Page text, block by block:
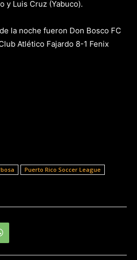
y Luis Cruz (Yabuco).
la noche fueron Don Bosco FC
Atlético Fajardo 8-1 Fenix
Puerto Rico Soccer League